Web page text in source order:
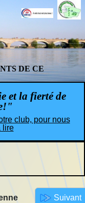
DE CE
et la fierté de
club, pour nous
lire
Suivant